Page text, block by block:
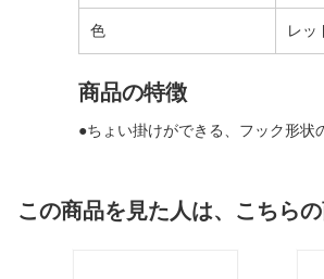
色 レッ
商品の特徴
●ちょい掛けができる、フック形状
この商品を見た人は、こちら